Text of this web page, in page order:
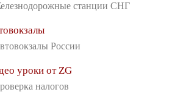
станции СНГ
России
уроки от ZG
налогов